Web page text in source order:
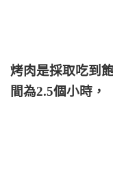
烤肉是採取吃到
間為2.5個小時，